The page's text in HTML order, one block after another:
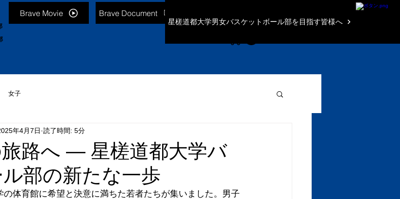
星槎道都大学男女バスケットボール部を目指す皆様へ
Brave Movie Brave Document
女子
路へ — 星槎道都大学バ
部の新たな一歩
年4月7日 読了時間: 5分
体育館に希望と決意に満ちた若者たちが集いました。男子